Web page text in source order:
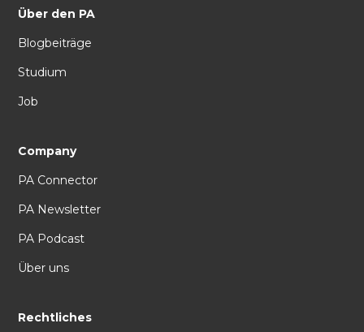
Über den PA
Blogbeiträge
Studium
Job
Company
PA Connector
PA Newsletter
PA Podcast
Über uns
Rechtliches